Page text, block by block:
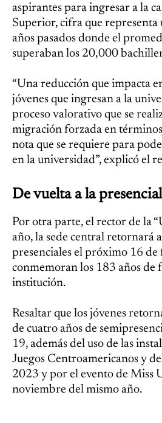
aspirantes para ingresar a la
Superior, cifra que representa
años pasados donde el
superaban los 20,000
“Una reducción que impacta
jóvenes que ingresan a la
proceso valorativo que se
migración forzada en
nota que se requiere para
en la universidad”, explicó el
De vuelta a la
Por otra parte, el rector de la
año, la sede central retornará a
presenciales el próximo 16 de
conmemoran los 183 años de
institución.
Resaltar que los jóvenes
de cuatro años de
19, además del uso de las
Juegos Centroamericanos y
2023 y por el evento de Miss
noviembre del mismo año.